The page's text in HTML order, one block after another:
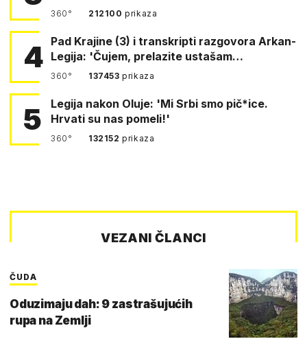
360° 212100prikaza
4 Pad Krajine (3) i transkripti razgovora Arkan-
Legija: 'Čujem, prelazite ustašam…
360° 137453prikaza
5
Legija nakon Oluje: 'Mi Srbi smo pič*ice.
Hrvati su nas pomeli!'
360° 132152prikaza
VEZANI ČLANCI
ČUDA
Oduzimaju dah: 9 zastrašujućih
rupa na Zemlji